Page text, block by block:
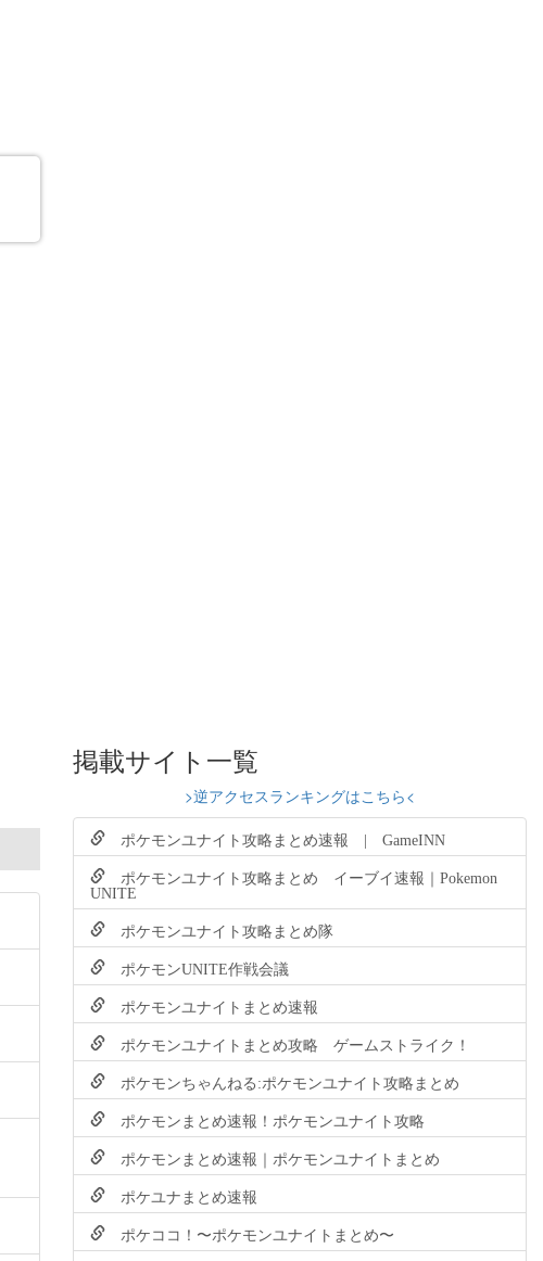
掲載サイト一覧
>逆アクセスランキングはこちら<
ポケモンユナイト攻略まとめ速報 | GameINN
ポケモンユナイト攻略まとめ イーブイ速報｜Pokemon
UNITE
ポケモンユナイト攻略まとめ隊
ポケモンUNITE作戦会議
ポケモンユナイトまとめ速報
ポケモンユナイトまとめ攻略 ゲームストライク！
ポケモンちゃんねる:ポケモンユナイト攻略まとめ
ポケモンまとめ速報！ポケモンユナイト攻略
ポケモンまとめ速報｜ポケモンユナイトまとめ
ポケユナまとめ速報
ポケココ！〜ポケモンユナイトまとめ〜